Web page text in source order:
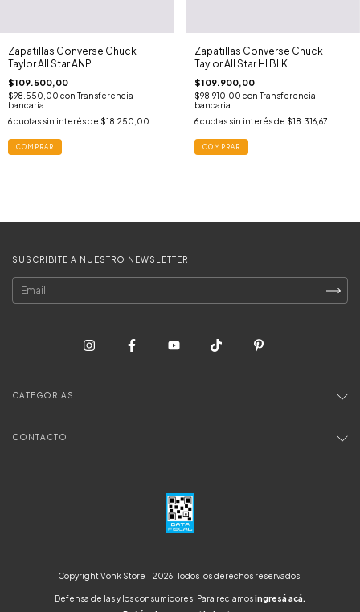
Zapatillas Converse Chuck
Taylor All Star ANP
$109.500,00
$98.550,00 con Transferencia
bancaria
6cuotas sin interés de $18.250,00
COMPRAR
Zapatillas Converse Chuck
Taylor All Star HI BLK
$109.900,00
$98.910,00 con Transferencia
bancaria
6 cuotas sin interés de $18.316,67
COMPRAR
SUSCRIBITE A NUESTRO NEWSLETTER
CATEGORÍAS
CONTACTO
Copyright Vonk Store - 2026. Todos los derechos reservados.
Defensa de las y los consumidores. Para reclamosingresá acá.